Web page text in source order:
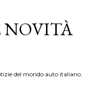
NOVITÀ
del mondo auto italiano.